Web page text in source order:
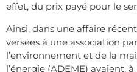
effet, du prix payé pour le
Ainsi, dans une affaire
versées à une association
l’environnement et de la
l’énergie (ADEME) avaient,